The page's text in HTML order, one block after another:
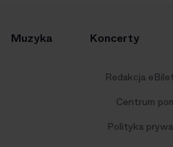
Muzyka Koncerty
Redakcja
Centrum
Polityka